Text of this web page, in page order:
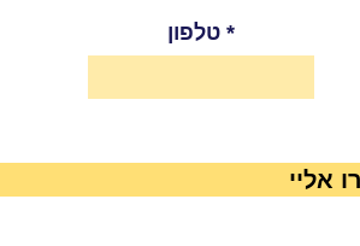
טלפון
אליי